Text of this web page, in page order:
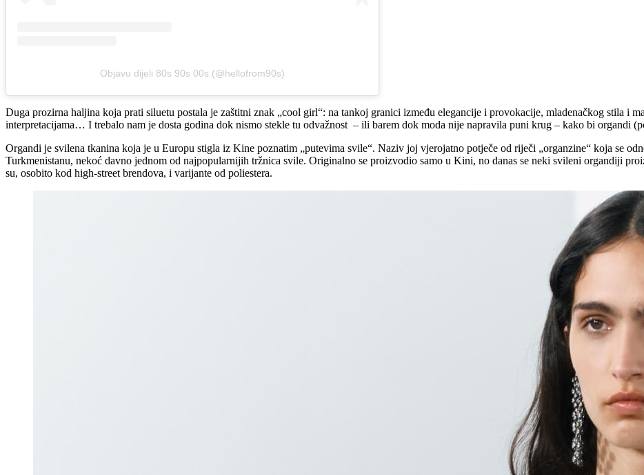
Objavu dijeli 80s 90s 00s (@hellofrom90s)
Duga prozirna haljina koja prati siluetu postala je zaštitni znak „cool girl“: na tankoj granici između elegancije i provokacije, mladenačkog stila i
interpretacijama… I trebalo nam je dosta godina dok nismo stekle tu odvažnost – ili barem dok moda nije napravila puni krug – kako bi organdi
Organdi je svilena tkanina koja je u Europu stigla iz Kine poznatim „putevima svile“. Naziv joj vjerojatno potječe od riječi „organzine“ koja se
Turkmenistanu, nekoć davno jednom od najpopularnijih tržnica svile. Originalno se proizvodio samo u Kini, no danas se neki svileni organdiji
su, osobito kod high-street brendova, i varijante od poliestera.